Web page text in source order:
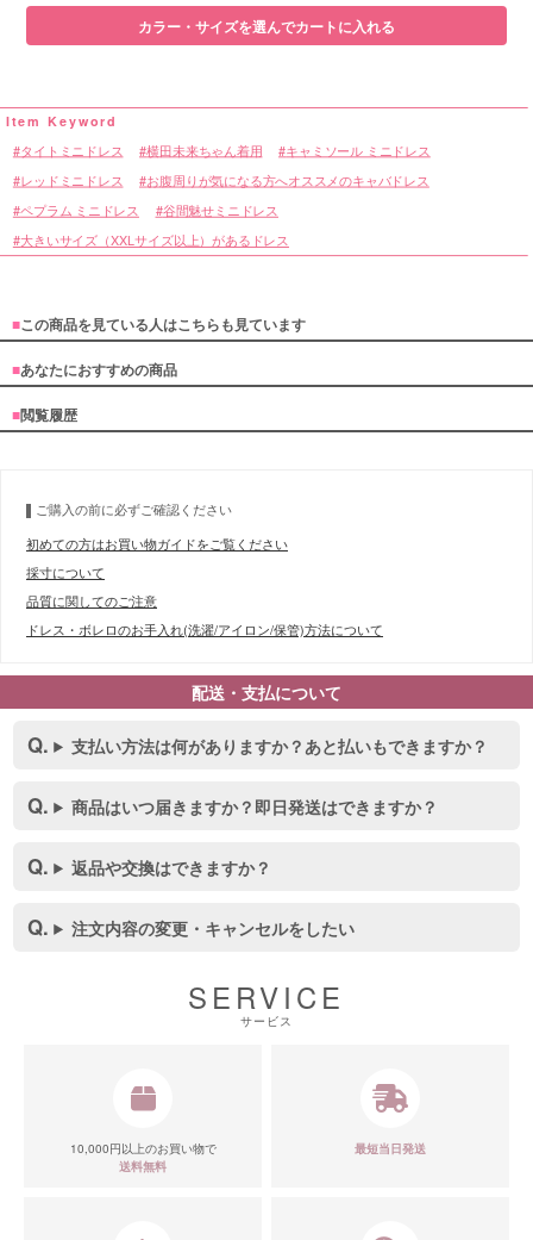
カラー・サイズを選んでカートに入れる
タイトミニドレス 横田未来ちゃん着用 キャミソール ミニドレス
レッドミニドレス お腹周りが気になる方へオススメのキャバドレス
ペプラム ミニドレス
谷間魅せミニドレス
大きいサイズ（XXLサイズ以上）があるドレス
■この商品を見ている人はこちらも見ています
■あなたにおすすめの商品
■閲覧履歴
ご購入の前に必ずご確認ください
初めての方はお買い物ガイドをご覧ください
採寸について
品質に関してのご注意
ドレス・ボレロのお手入れ(洗濯/アイロン/保管)方法について
配送・支払について
支払い方法は何がありますか？あと払いもできますか？
商品はいつ届きますか？即日発送はできますか？
返品や交換はできますか？
注文内容の変更・キャンセルをしたい
SERVICE
サービス
10,000円以上のお買い物で
送料無料
最短当日発送